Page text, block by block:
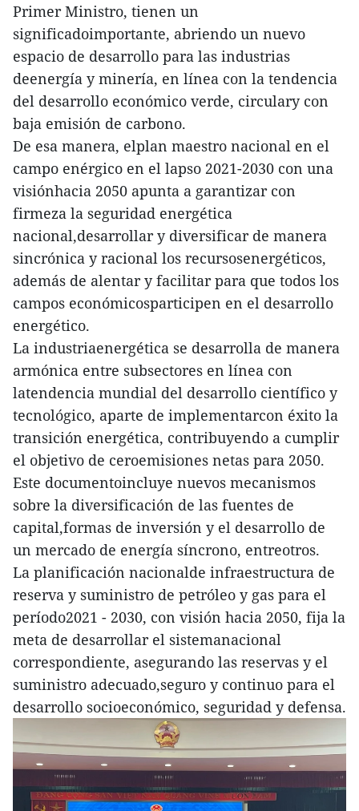
Primer Ministro, tienen un
significadoimportante, abriendo un nuevo
espacio de desarrollo para las industrias
deenergía y minería, en línea con la tendencia
del desarrollo económico verde, circulary con
baja emisión de carbono.
De esa manera, elplan maestro nacional en el
campo enérgico en el lapso 2021-2030 con una
visiónhacia 2050 apunta a garantizar con
firmeza la seguridad energética
nacional,desarrollar y diversificar de manera
sincrónica y racional los recursosenergéticos,
además de alentar y facilitar para que todos los
campos económicosparticipen en el desarrollo
energético.
La industriaenergética se desarrolla de manera
armónica entre subsectores en línea con
latendencia mundial del desarrollo científico y
tecnológico, aparte de implementarcon éxito la
transición energética, contribuyendo a cumplir
el objetivo de ceroemisiones netas para 2050.
Este documentoincluye nuevos mecanismos
sobre la diversificación de las fuentes de
capital,formas de inversión y el desarrollo de
un mercado de energía síncrono, entreotros.
La planificación nacionalde infraestructura de
reserva y suministro de petróleo y gas para el
período2021 - 2030, con visión hacia 2050, fija la
meta de desarrollar el sistemanacional
correspondiente, asegurando las reservas y el
suministro adecuado,seguro y continuo para el
desarrollo socioeconómico, seguridad y defensa.